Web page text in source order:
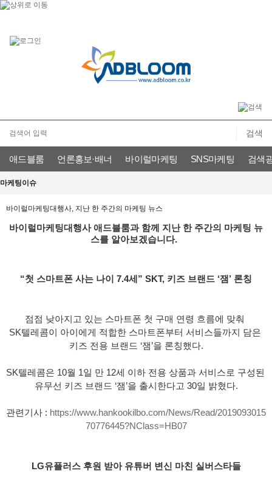
애드블룸 언론홍보·배너 바이럴마케팅 SNS마케팅 검색
문의신청
마케팅이슈
바이럴마케팅대행사, 지난 한 주간의 마케팅 뉴스
바이럴마케팅대행사 애드블룸과 함께 지난 한 주간의 마케팅 뉴
스를 알아보겠습니다.
“첫 스마트폰 사는 나이 7.4세” SKT, 키즈 브랜드 ‘잼’ 론칭
점점 낮아지고 있는 스마트폰 첫 구매 연령 흐름에 맞춰
SK텔레콤이 아이에게 적합한 스마트폰부터 서비스들까지 담은
키즈 전용 브랜드 ‘잼’을 론칭했다.
유무선 키즈 브랜드 ‘잼’을 출시한다고 30일 밝혔다.
관련기사 : https://www.hankookilbo.com/News/Read/2019093015
70776445?NClass=HB07
LG유플러스 후원 받아 유튜버 변신 마친 실버스타들